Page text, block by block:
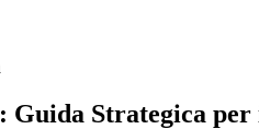
Guida Strategica